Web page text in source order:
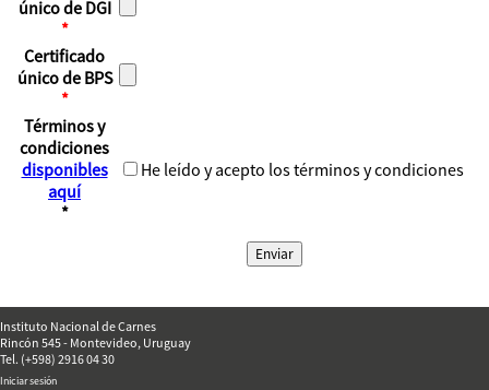
único de DGI
*
Certificado
único de BPS
*
Términos y
condiciones
disponibles
aquí
*
He leído y acepto los términos y condiciones
Instituto Nacional de Carnes
Rincón 545 - Montevideo, Uruguay
Tel. (+598) 2916 04 30
Iniciar sesión